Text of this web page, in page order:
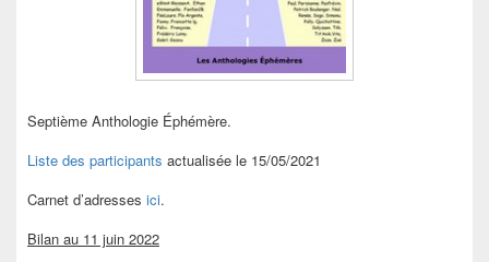
Septième Anthologie Éphémère.
Liste des participants actualisée le 15/05/2021
Carnet d’adresses ici.
Bilan au 11 juin 2022